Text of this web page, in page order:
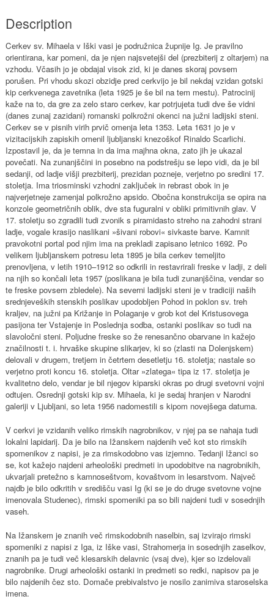
Description
Cerkev sv. Mihaela v Iški vasi je podružnica župnije Ig. Je pravilno
orientirana, kar pomeni, da je njen najsvetejši del (prezbiterij z oltarjem) na
vzhodu. Včasih jo je obdajal visok zid, ki je danes skoraj povsem
porušen. Pri vhodu skozi obzidje pred cerkvijo je bil nekdaj vzidan gotski
kip cerkvenega zavetnika (leta 1925 je še bil na tem mestu). Patrocinij
kaže na to, da gre za zelo staro cerkev, kar potrjujeta tudi dve še vidni
(danes zunaj zazidani) romanski polkrožni okenci na južni ladijski steni.
Cerkev se v pisnih virih prvič omenja leta 1353. Leta 1631 jo je v
vizitacijskih zapiskih omenil ljubljanski knezoškof Rinaldo Scarlichi.
Izpostavil je, da je temna in da ima majhna okna, zato jih je ukazal
povečati. Na zunanjščini in posebno na podstrešju se lepo vidi, da je bil
sedanji, od ladje višji prezbiterij, prezidan pozneje, verjetno po sredini 17.
stoletja. Ima triosminski vzhodni zaključek in rebrast obok in je
najverjetneje zamenjal polkrožno apsido. Obočna konstrukcija se opira na
konzole geometričnih oblik, dve sta fuguralni v obliki primitivnih glav. V
17. stoletju so zgradili tudi zvonik s piramidasto streho na zahodni strani
ladje, vogale krasijo naslikani »šivani robovi« sivkaste barve. Kamnit
pravokotni portal pod njim ima na prekladi zapisano letnico 1692. Po
velikem ljubljanskem potresu leta 1895 je bila cerkev temeljito
prenovljena, v letih 1910–1912 so odkrili in restavrirali freske v ladji, z deli
na njih so končali leta 1957 (poslikana je bila tudi zunanjščina, vendar so
te freske povsem zbledele). Na severni ladijski steni je v tradiciji naših
srednjeveških stenskih poslikav upodobljen Pohod in poklon sv. treh
kraljev, na južni pa Križanje in Polaganje v grob kot del Kristusovega
pasijona ter Vstajenje in Poslednja sodba, ostanki poslikav so tudi na
slavoločni steni. Poljudne freske so že renesančno obarvane in kažejo
značilnosti t. i. hrvaške skupine slikarjev, ki so (zlasti na Dolenjskem)
delovali v drugem, tretjem in četrtem desetletju 16. stoletja; nastale so
verjetno proti koncu 16. stoletja. Oltar »zlatega« tipa iz 17. stoletja je
kvalitetno delo, vendar je bil njegov kiparski okras po drugi svetovni vojni
odtujen. Osrednji gotski kip sv. Mihaela, ki je sedaj hranjen v Narodni
galeriji v Ljubljani, so leta 1956 nadomestili s kipom novejšega datuma.
V cerkvi je vzidanih veliko rimskih nagrobnikov, v njej pa se nahaja tudi
lokalni lapidarij. Da je bilo na Ižanskem najdenih več kot sto rimskih
spomenikov z napisi, je za rimskodobno vas izjemno. Tedanji Ižanci so
se, kot kažejo najdeni arheološki predmeti in upodobitve na nagrobnikih,
ukvarjali pretežno s kamnoseštvom, kovaštvom in lesarstvom. Največ
najdb je bilo odkritih v središču vasi Ig (ki se je do druge svetovne vojne
imenovala Studenec), rimski spomeniki pa so bili najdeni tudi v sosednjih
vaseh.
Na Ižanskem je znanih več rimskodobnih naselbin, saj izvirajo rimski
spomeniki z napisi z Iga, iz Iške vasi, Strahomerja in sosednjih zaselkov,
znanih pa je tudi več klesarskih delavnic (vsaj dve), kjer so izdelovali
nagrobnike. Drugi arheološki ostanki in predmeti so redki, napisov pa je
bilo najdenih čez sto. Domače prebivalstvo je nosilo zanimiva staroselska
imena.